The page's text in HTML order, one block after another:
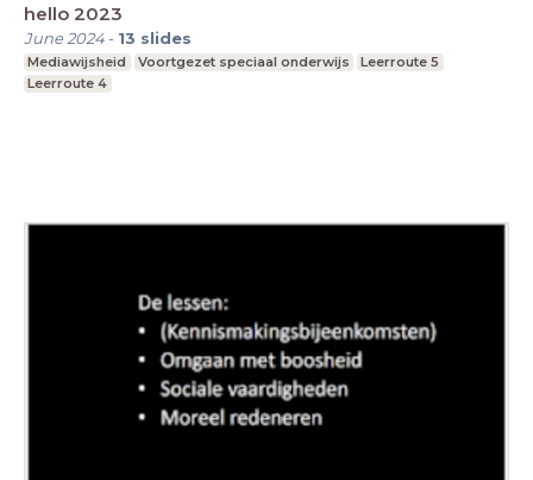
hello 2023
June 2024- 13 slides
Mediawijsheid Voortgezet speciaal onderwijs
Leerroute 5
Leerroute 4